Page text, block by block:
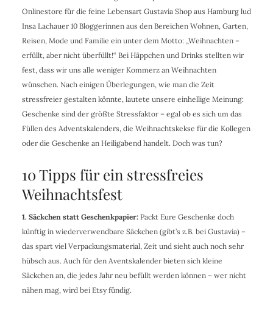
Onlinestore für die feine Lebensart Gustavia Shop aus Hamburg lud
Insa Lachauer 10 Bloggerinnen aus den Bereichen Wohnen, Garten,
Reisen, Mode und Familie ein unter dem Motto: „Weihnachten –
erfüllt, aber nicht überfüllt!“ Bei Häppchen und Drinks stellten wir
fest, dass wir uns alle weniger Kommerz an Weihnachten
wünschen. Nach einigen Überlegungen, wie man die Zeit
stressfreier gestalten könnte, lautete unsere einhellige Meinung:
Geschenke sind der größte Stressfaktor – egal ob es sich um das
Füllen des Adventskalenders, die Weihnachtskekse für die Kollegen
oder die Geschenke an Heiligabend handelt. Doch was tun?
10 Tipps für ein stressfreies
Weihnachtsfest
1. Säckchen statt Geschenkpapier:Packt Eure Geschenke doch
künftig in wiederverwendbare Säckchen (gibt’s z.B. bei Gustavia) –
das spart viel Verpackungsmaterial, Zeit und sieht auch noch sehr
hübsch aus. Auch für den Aventskalender bieten sich kleine
Säckchen an, die jedes Jahr neu befüllt werden können – wer nicht
nähen mag, wird bei Etsy fündig.